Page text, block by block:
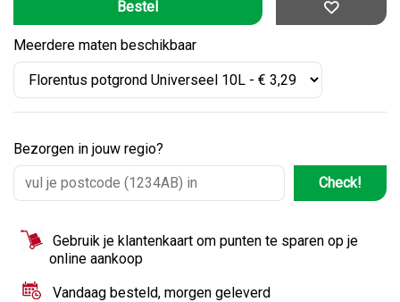
Meerdere maten beschikbaar
Bezorgen in jouw regio?
Check!
Gebruik je klantenkaart om punten te sparen op je
online aankoop
Vandaag besteld, morgen geleverd